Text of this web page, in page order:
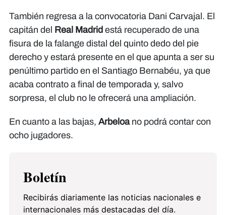
También regresa a la convocatoria Dani Carvajal. El
capitán del
Real Madrid está recuperado de una
fisura de la falange distal del quinto dedo del pie
derecho y estará presente en el que apunta a ser su
penúltimo partido en el Santiago Bernabéu, ya que
acaba contrato a final de temporada y, salvo
sorpresa, el club no le ofrecerá una ampliación.
En cuanto a las bajas, Arbeloa no podrá contar con
ocho jugadores.
Boletín
Recibirás diariamente las noticias nacionales e
internacionales más destacadas del día.